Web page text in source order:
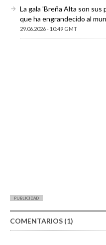
La gala 'Breña Alta son sus
que ha engrandecido al
29.06.2026 - 10:49 GMT
PUBLICIDAD
COMENTARIOS (1)